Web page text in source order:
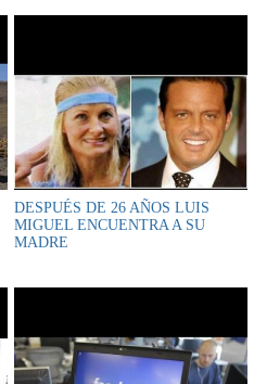
DESPUÉS DE 26 AÑOS LUIS
MIGUEL ENCUENTRA A SU
MADRE